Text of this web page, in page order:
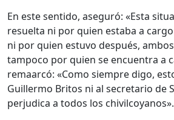
En este sentido, aseguró: «Esta
resuelta ni por quien estaba a cargo
ni por quien estuvo después,
tampoco por quien se encuentra a
remaarcó: «Como siempre digo,
Guillermo Britos ni al secretario de
perjudica a todos los chivilcoyanos».